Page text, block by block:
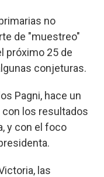
no
de "muestreo"
próximo 25 de
conjeturas.
Pagni, hace un
los resultados
y con el foco
las